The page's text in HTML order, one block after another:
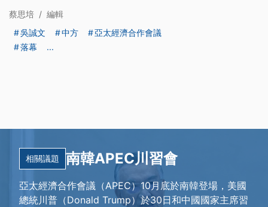
蔡思培 / 編輯
吳誠文
中方
亞太經濟合作會議
落幕
...
相關議題 南韓APEC川習會
亞太經濟合作會議（APEC）10月底於南韓登場，美國
總統川普（Donald Trump）於30日和中國國家主席習